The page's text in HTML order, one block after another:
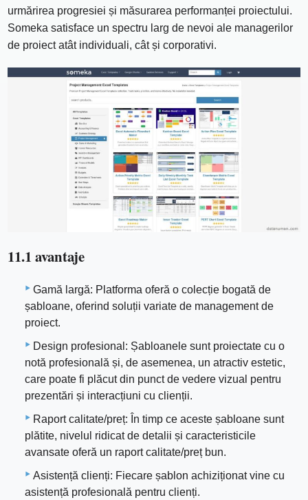
urmărirea progresiei și măsurarea performanței proiectului.
Someka satisface un spectru larg de nevoi ale managerilor
de proiect atât individuali, cât și corporativi.
11.1 avantaje
Gamă largă: Platforma oferă o colecție bogată de
șabloane, oferind soluții variate de management de
proiect.
Design profesional: Șabloanele sunt proiectate cu o
notă profesională și, de asemenea, un atractiv estetic,
care poate fi plăcut din punct de vedere vizual pentru
prezentări și interacțiuni cu clienții.
Raport calitate/preț: În timp ce aceste șabloane sunt
plătite, nivelul ridicat de detalii și caracteristicile
avansate oferă un raport calitate/preț bun.
Asistență clienți: Fiecare șablon achiziționat vine cu
asistență profesională pentru clienți.